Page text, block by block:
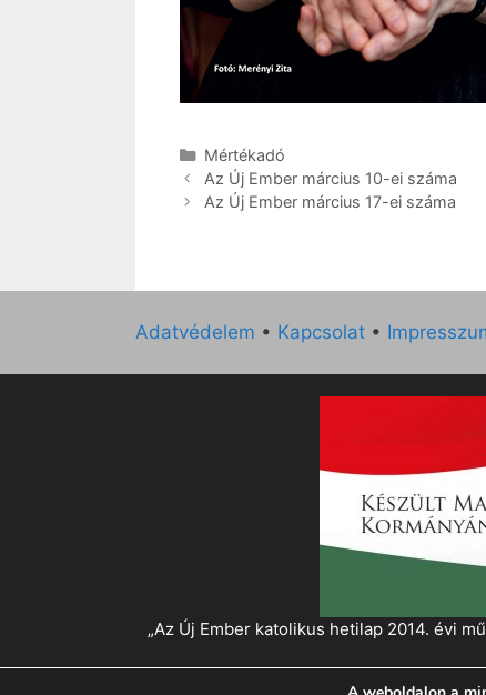
Kategória
Mértékadó
Az Új Ember március 10-ei száma
Az Új Ember március 17-ei száma
Adatvédelem • Kapcsolat •
„Az Új Ember katolikus hetilap 2014. évi